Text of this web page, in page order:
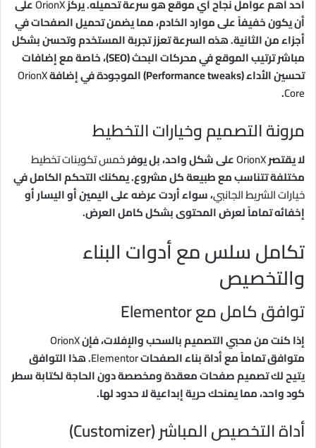
أحد أهم عوامل نجاح أي موقع هو سرعة تحميله. يركزOrionXعلى
أن يكون خفيفاً على موارد الخادم، مما يضمن تحميل الصفحات في
أجزاء من الثانية. هذه السرعة تعزز تجربة المستخدم وتحسن بشكل
مباشر ترتيب الموقع في محركات البحث (SEO)، خاصة مع إضافات
تحسين الأداء (Performance tweaks) الموجودة في إضافة
OrionX
Core
.
مرونة التصميم وخيارات التخطيط
لا يقتصرOrionXعلى شكل واحد، بل يوفرخمس تكوينات تخطيط
مختلفة تتناسب مع طبيعة كل مشروع. يمكنك التحكم الكامل في
خيارات الشريط الجانبي، سواء أردت عرضه على اليمين أو اليسار أو
إخفائه تماماً لعرض المحتوى بشكل كامل العرض.
تكامل سلس مع أدوات البناء
والتخصيص
توافق كامل مع Elementor
إذا كنت من محبي التصميم بالسحب والإفلات، فإنOrionX
متوافق تماماً مع أداة بناء الصفحاتElementor. هذا التوافق
يتيح لك تصميم صفحات معقدة ومخصصة دون الحاجة لكتابة سطر
كود واحد، مما يمنحك حرية إبداعية لا حدود لها.
أداة التخصيص المباشر (Customizer)